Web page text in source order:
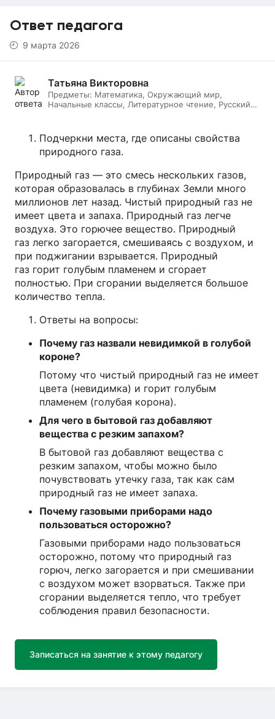
Ответ педагога
9 марта 2026
Татьяна Викторовна
Предметы: Математика, Окружающий мир,
Начальные классы, Литературное чтение, Русский
Подчеркни места, где описаны свойства
природного газа.
Природный газ — это смесь нескольких газов,
которая образовалась в глубинах Земли много
миллионов лет назад. Чистый природный газ не
имеет цвета и запаха. Природный газ легче
воздуха. Это горючее вещество. Природный
газ легко загорается, смешиваясь с воздухом, и
при поджигании взрывается. Природный
газ горит голубым пламенем и сгорает
полностью. При сгорании выделяется большое
количество тепла.
Ответы на вопросы:
Почему газ назвали невидимкой в голубой
короне?
Потому что чистый природный газ не имеет
цвета (невидимка) и горит голубым
пламенем (голубая корона).
Для чего в бытовой газ добавляют
вещества с резким запахом?
В бытовой газ добавляют вещества с
резким запахом, чтобы можно было
почувствовать утечку газа, так как сам
природный газ не имеет запаха.
Почему газовыми приборами надо
пользоваться осторожно?
Газовыми приборами надо пользоваться
осторожно, потому что природный газ
горюч, легко загорается и при смешивании
с воздухом может взорваться. Также при
сгорании выделяется тепло, что требует
соблюдения правил безопасности.
Записаться на занятие к этому педагогу